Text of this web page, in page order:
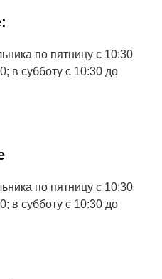
по пятницу с 10:30
в субботу с 10:30 до
по пятницу с 10:30
в субботу с 10:30 до